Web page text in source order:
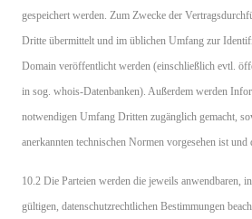
gespeichert werden. Zum Zwecke der
Dritte übermittelt und im üblichen Umfang zur
Domain veröffentlicht werden (einschließlich evtl.
in sog. whois-Datenbanken). Außerdem werden
notwendigen Umfang Dritten zugänglich gemacht,
anerkannten technischen Normen vorgesehen ist
10.2 Die Parteien werden die jeweils anwendbaren,
gültigen, datenschutzrechtlichen Bestimmungen